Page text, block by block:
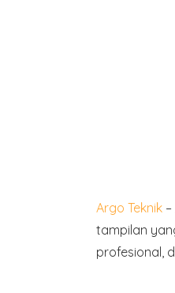
Argo Teknik
tampilan
profesional,